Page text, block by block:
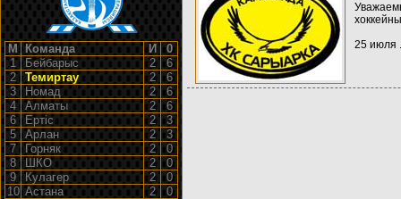
М Команда И
0
1
Бейбарыс 2
6
2
Темиртау 2
6
3
Номад 2
6
4
Алматы 2
6
6
Ертiс 2
3
5
Арлан 2
3
7
Горняк 2
0
8
ШКО 2
0
9
Кулагер 2
0
10 Астана 2 0
25 июля